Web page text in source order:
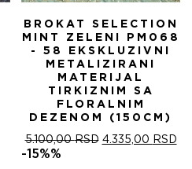
BROKAT SELECTION
MINT ZELENI PM068
- 58 EKSKLUZIVNI
METALIZIRANI
MATERIJAL
TIRKIZNIM SA
FLORALNIM
DEZENOM (150CM)
5.100,00RSD ОРИГИНАЛНА
4.335,00 RSD
-15%%